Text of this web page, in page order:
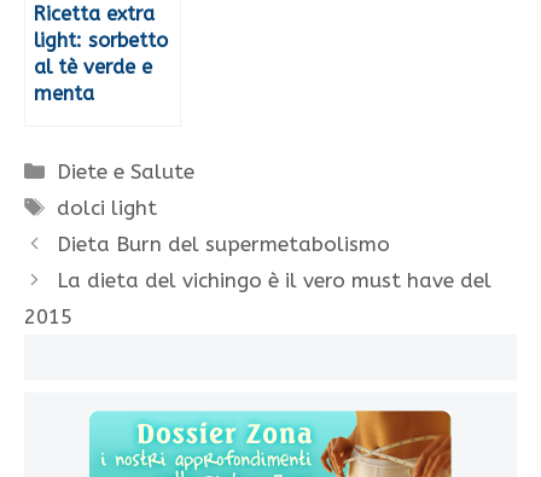
Ricetta extra
light: sorbetto
al tè verde e
menta
Categorie
Diete e Salute
Tag
dolci light
Dieta Burn del supermetabolismo
La dieta del vichingo è il vero must have del
2015